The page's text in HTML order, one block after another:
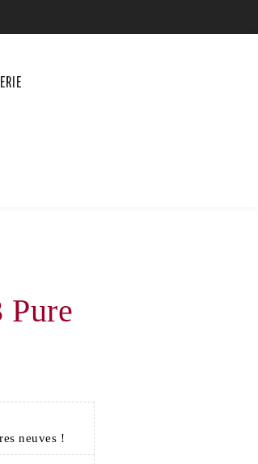
Pure
neuves !